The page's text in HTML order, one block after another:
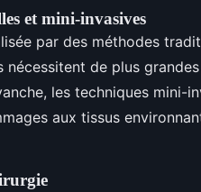
et mini-invasives
par des méthodes
nécessitent de plus
les techniques mini-
aux tissus